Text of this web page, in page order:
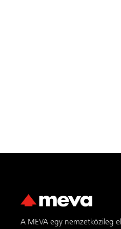
A MEVA egy nemzetközileg